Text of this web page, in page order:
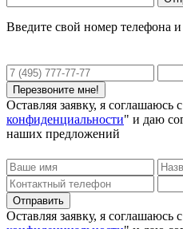
Введите свой номер телефона
Оставляя заявку, я соглашаюсь
конфиденциальности" и даю
наших предложений
Оставляя заявку, я соглашаюсь